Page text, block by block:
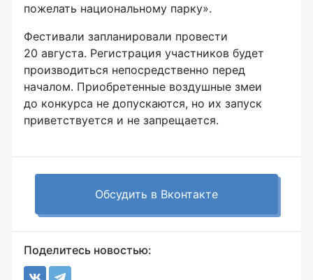
пожелать национальному парку».
Фестивали запланировали провести
20 августа. Регистрация участников будет
производиться непосредственно перед
началом. Приобретенные воздушные змеи
до конкурса не допускаются, но их запуск
приветствуется и не запрещается.
Обсудить в Вконтакте
Поделитесь новостью: